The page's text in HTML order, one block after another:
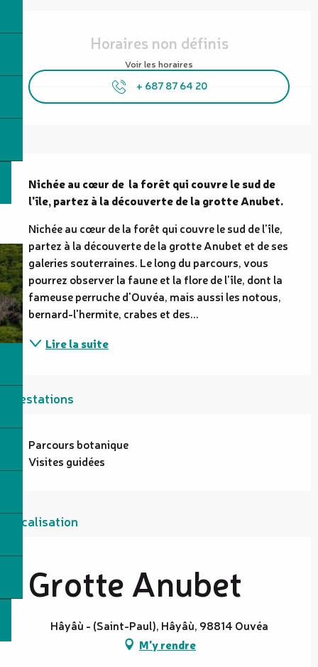
Horaires non définis
Voir les horaires
+ 687 87 64 20
Description
Nichée au cœur de  la forêt qui couvre le sud de
l'île, partez à la découverte de la grotte Anubet.
Nichée au cœur de la forêt qui couvre le sud de l'île,
partez à la découverte de la grotte Anubet et de ses
galeries souterraines. Le long du parcours, vous
pourrez observer la faune et la flore de l'île, dont la
fameuse perruche d'Ouvéa, mais aussi les notous,
bernard-l'hermite, crabes et des...
Lire la suite
Prestations
Parcours botanique
Visites guidées
Localisation
Grotte Anubet
Hâyâù - (Saint-Paul), Hâyâù, 98814 Ouvéa
M'y rendre